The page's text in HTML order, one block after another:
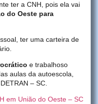
ter a CNH, pois ela vai
do Oeste para
ter uma carteira de
e trabalhoso
aulas da autoescola,
– SC.
em União do Oeste – SC